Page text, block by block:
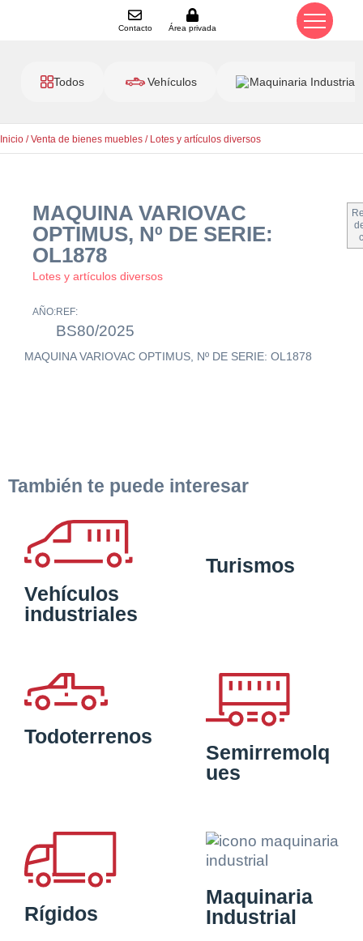
Contacto Área privada
Todos Vehículos Maquinaria Industrial
Inicio /Venta de bienes muebles / Lotes y artículos diversos
MAQUINA VARIOVAC
OPTIMUS, Nº DE SERIE:
OL1878
Lotes y artículos diversos
AÑO:REF:
BS80/2025
MAQUINA VARIOVAC OPTIMUS, Nº DE SERIE: OL1878
También te puede interesar
Vehículos
industriales
Turismos
Todoterrenos
Semirremolq
ues
Rígidos
Maquinaria
Industrial